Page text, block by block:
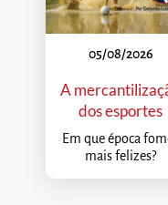
05/08/2026
A
dos esportes
Em que época
mais felizes?